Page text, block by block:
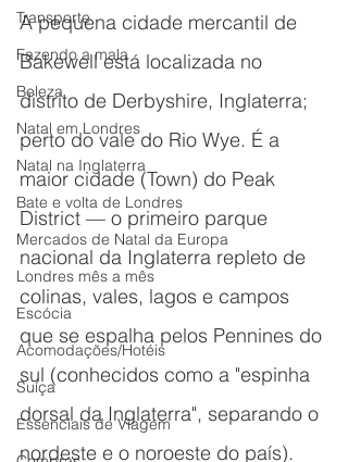
Transporte
Fazendo a mala
Beleza
Natal em Londres
Natal na Inglaterra
Bate e volta de Londres
Mercados de Natal da Europa
Londres mês a mês
Escócia
Acomodações/Hotéis
Suíça
Essenciais de Viagem
A pequena cidade mercantil de
Bakewell está localizada no
distrito de Derbyshire, Inglaterra;
perto do vale do Rio Wye. É a
maior cidade (Town) do Peak
District — o primeiro parque
nacional da Inglaterra repleto de
colinas, vales, lagos e campos
que se espalha pelos Pennines do
sul (conhecidos como a "espinha
dorsal da Inglaterra", separando o
nordeste e o noroeste do país).